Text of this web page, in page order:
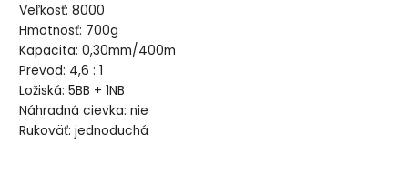
Veľkosť: 8000
Hmotnosť: 700g
Kapacita: 0,30mm/400m
Prevod: 4,6 : 1
Ložiská: 5BB + 1NB
Náhradná cievka: nie
Rukoväť: jednoduchá